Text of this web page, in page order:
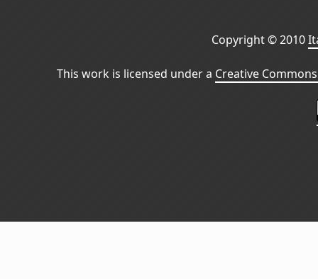
Copyright © 2010
This work is licensed under a Creative